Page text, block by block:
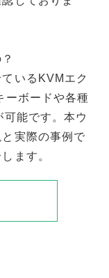
いるKVMエク
ーボードや各種
能です。本ウ
実際の事例で
ます。